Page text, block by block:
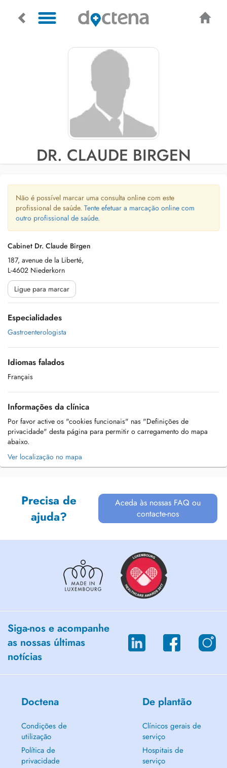
DR. CLAUDE BIRGEN
Não é possível marcar uma consulta online com este
profissional de saúde. Tente efetuar a marcação online com
outro profissional de saúde.
Cabinet Dr. Claude Birgen
187, avenue de la Liberté,
L-4602 Niederkorn
Ligue para marcar
Especialidades
Gastroenterologista
Idiomas falados
Français
Informações da clínica
Por favor active os "cookies funcionais" nas "Definições de
privacidade" desta página para permitir o carregamento do mapa
abaixo.
Ver localização no mapa
Precisa de
ajuda?
Aceda às nossas FAQ ou
contacte-nos
Siga-nos e acompanhe
as nossas últimas
notícias
Doctena
Condições de
utilização
Política de
privacidade
De plantão
Clínicos gerais de
serviço
Hospitais de
serviço